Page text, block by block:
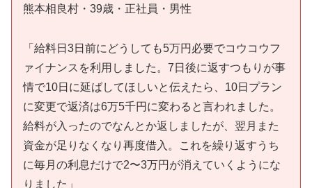
熊本相良村・39歳・正社員・男性
「給料日3日前にどうしても5万円必要でコウコウフ
ァイナンスを利用しました。7日後に返すつもりが事
情で10日に延ばしてほしいと伝えたら、10日プラン
に変更で返済は6万5千円に変わると言われました。
給料が入ったのでなんとか返しましたが、翌月また
資金が足りなくなり再度借入。これを繰り返すうち
に毎月の利息だけで2〜3万円が消えていくようにな
りました」